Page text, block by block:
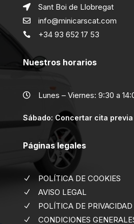
 Sant Boi de Llobregat
 info@minicarscat.com
 +34 93 652 17 53
Nuestros horarios
 Lunes – Viernes: 9:30 a
Sábado: Concertar cita previa
Páginas legales
N POLÍTICA DE COOKIES
N AVISO LEGAL
N POLÍTICA DE PRIVACIDAD
N CONDICIONES